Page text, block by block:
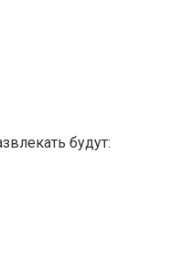
будут: